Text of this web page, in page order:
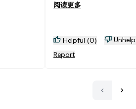
你遇到瓶颈的时候可以试
阅读更多
Helpful (0)
Report